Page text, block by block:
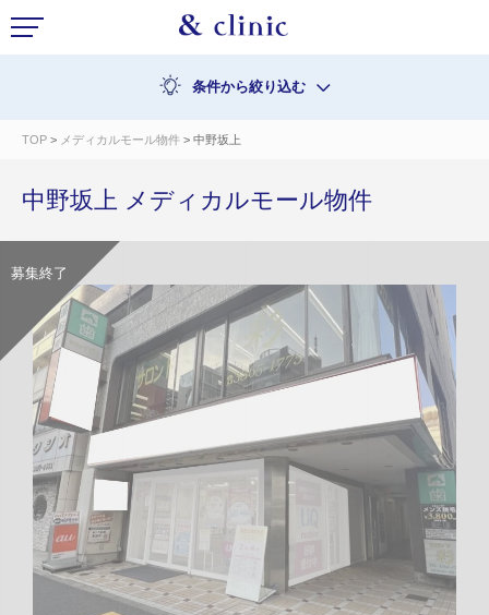
条件から絞り込む
TOP > メディカルモール物件 > 中野坂上
中野坂上 メディカルモール物件
募集終了